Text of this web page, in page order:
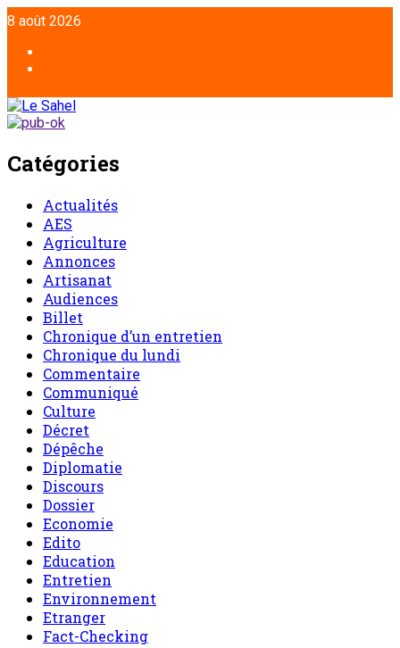
8 août 2026
Catégories
Actualités
AES
Agriculture
Annonces
Artisanat
Audiences
Billet
Chronique d’un entretien
Chronique du lundi
Commentaire
Communiqué
Culture
Décret
Dépêche
Diplomatie
Discours
Dossier
Economie
Edito
Education
Entretien
Environnement
Etranger
Fact-Checking